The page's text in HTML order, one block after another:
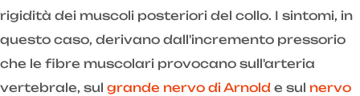
rigidità dei muscoli posteriori del collo. I sintomi, in
questo caso, derivano dall'incremento pressorio
che le fibre muscolari provocano sull'arteria
vertebrale, sul grande nervo di Arnold e sul nervo